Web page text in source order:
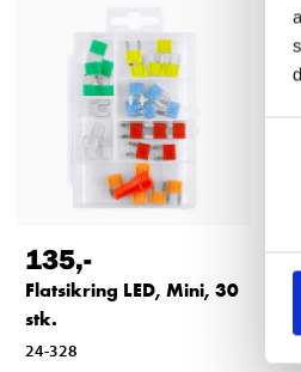
135,-
Flatsikring LED, Mini, 30
stk.
24-328